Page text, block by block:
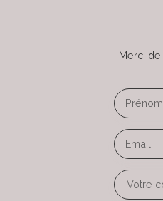
Merci
Prénom
Email
Votre